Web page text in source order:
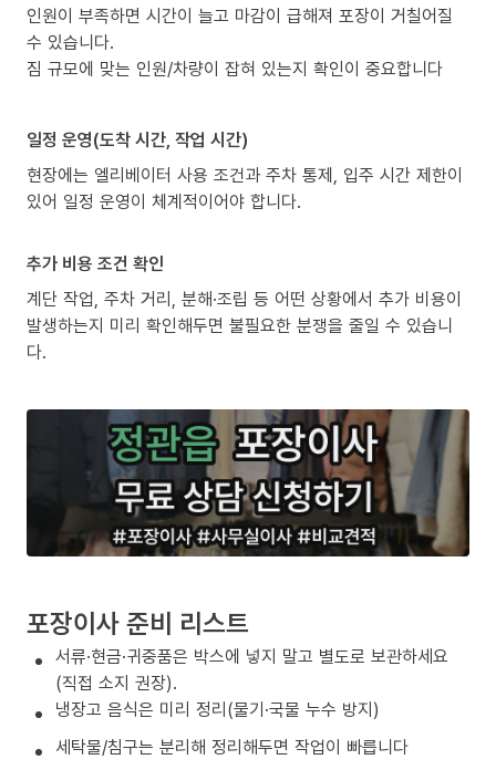
인원이 부족하면 시간이 늘고 마감이 급해져 포장이 거칠어질
수 있습니다.
짐 규모에 맞는 인원/차량이 잡혀 있는지 확인이 중요합니다
일정 운영(도착 시간, 작업 시간)
현장에는 엘리베이터 사용 조건과 주차 통제, 입주 시간 제한이
있어 일정 운영이 체계적이어야 합니다.
추가 비용 조건 확인
계단 작업, 주차 거리, 분해·조립 등 어떤 상황에서 추가 비용이
발생하는지 미리 확인해두면 불필요한 분쟁을 줄일 수 있습니
다.
포장이사 준비 리스트
서류·현금·귀중품은 박스에 넣지 말고 별도로 보관하세요
(직접 소지 권장).
냉장고 음식은 미리 정리(물기·국물 누수 방지)
세탁물/침구는 분리해 정리해두면 작업이 빠릅니다